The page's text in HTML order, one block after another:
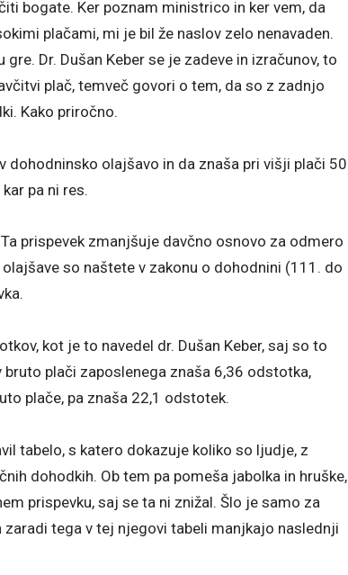
bogate. Ker poznam ministrico in ker vem, da
plačami, mi je bil že naslov zelo nenavaden.
Dr. Dušan Keber se je zadeve in izračunov, to
plač, temveč govori o tem, da so z zadnjo
Kako priročno.
dohodninsko olajšavo in da znaša pri višji plači 50
pa ni res.
prispevek zmanjšuje davčno osnovo za odmero
so naštete v zakonu o dohodnini (111. do
kot je to navedel dr. Dušan Keber, saj so to
plači zaposlenega znaša 6,36 odstotka,
plače, pa znaša 22,1 odstotek.
tabelo, s katero dokazuje koliko so ljudje, z
dohodkih. Ob tem pa pomeša jabolka in hruške,
prispevku, saj se ta ni znižal. Šlo je samo za
tega v tej njegovi tabeli manjkajo naslednji